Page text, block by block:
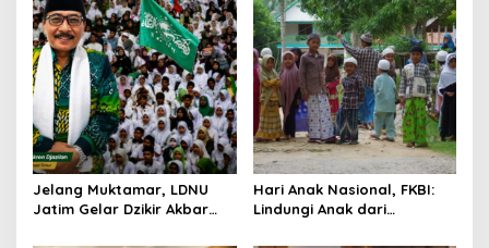
Jelang Muktamar, LDNU
Jatim Gelar Dzikir Akbar
Hari Anak Nasional, FKBI:
Lindungi Anak dari